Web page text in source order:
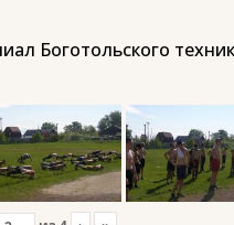
Боготольского